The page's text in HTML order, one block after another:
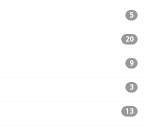
5
20
9
3
13